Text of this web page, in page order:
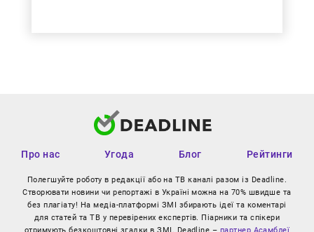
Про нас Угода Блог Рейтинги
Полегшуйте роботу в редакції або на ТВ каналі разом із Deadline.
Створювати новини чи репортажі в Україні можна на 70% швидше та
без плагіату! На медіа-платформі ЗМІ збирають ідеї та коментарі
для статей та ТВ у перевірених експертів. Піарники та спікери